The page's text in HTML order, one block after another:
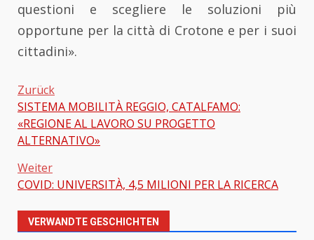
questioni e scegliere le soluzioni più
opportune per la città di Crotone e per i suoi
cittadini».
Beitragsnavigation
Zurück
SISTEMA MOBILITÀ REGGIO, CATALFAMO:
«REGIONE AL LAVORO SU PROGETTO
ALTERNATIVO»
Weiter
COVID: UNIVERSITÀ, 4,5 MILIONI PER LA RICERCA
VERWANDTE GESCHICHTEN